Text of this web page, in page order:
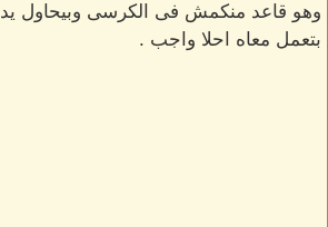
وهو قاعد منكمش فى الكرسى وبيحاول
بتعمل معاه احلا واجب .